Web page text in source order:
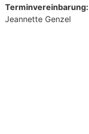
Terminvereinbarung:
Jeannette Genzel